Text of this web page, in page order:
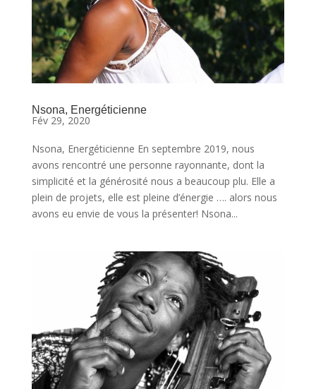
Nsona, Energéticienne
Fév 29, 2020
Nsona, Energéticienne En septembre 2019, nous
avons rencontré une personne rayonnante, dont la
simplicité et la générosité nous a beaucoup plu. Elle a
plein de projets, elle est pleine d’énergie …. alors nous
avons eu envie de vous la présenter! Nsona...